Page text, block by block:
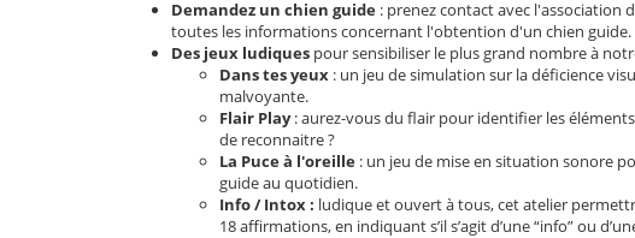
Demandez un chien guide : prenez contact avec l'association
toutes les informations concernant l'obtention d'un chien guide.
Des jeux ludiques poursensibiliser le plus grand nombre à
Dans tes yeux : un jeu de simulation sur la déficience
malvoyante.
Flair Play: aurez-vous du flair pour identifier les
de reconnaitre ?
La Puce à l'oreille : un jeu de mise en situation sonore
guide au quotidien.
Info / Intox : ludique et ouvert à tous, cet atelier
18 affirmations, en indiquant s’il s’agit d’une “info” ou